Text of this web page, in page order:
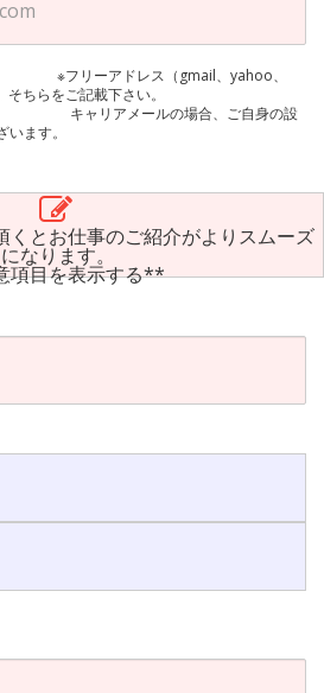
※フリーアドレス（gmail、yahoo、
ちらをご記載下さい。
の場合、ご自身の設
ます。
くとお仕事のご紹介がよりスムーズ
になります。
項目を表示する**